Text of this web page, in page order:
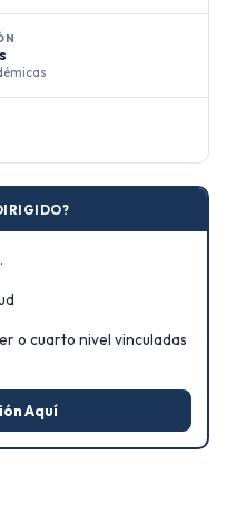
o cuarto nivel vinculadas
Aquí